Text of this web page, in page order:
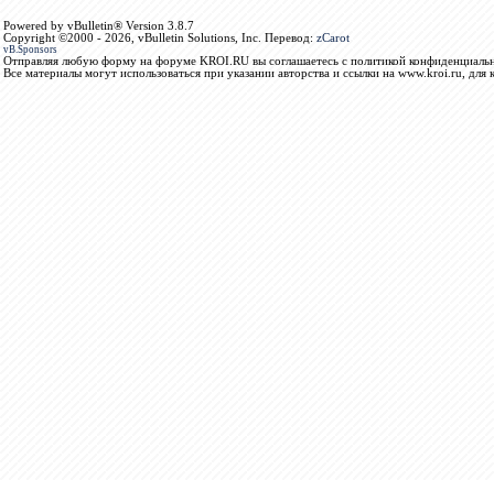
Powered by vBulletin® Version 3.8.7
Copyright ©2000 - 2026, vBulletin Solutions, Inc. Перевод: zCarot
vB.Sponsors
Отправляя любую форму на форуме KROI.RU вы соглашаетесь с политикой
Все материалы могут использоваться при указании авторства и ссылки на www.kroi.ru, для